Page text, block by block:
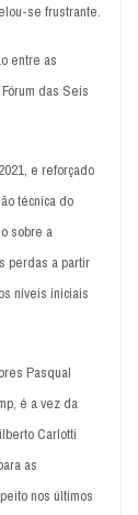
se frustrante.
entre as
das Seis
e reforçado
técnica do
sobre a
perdas a partir
níveis iniciais
Pasqual
é a vez da
Carlotti
as
nos últimos